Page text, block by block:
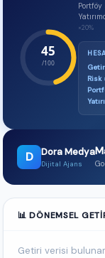
45
/100
Portföy
×20%
Risk
D Dora Medya
Dijital Ajans
📊 DÖNEMSEL
Getiri verisi